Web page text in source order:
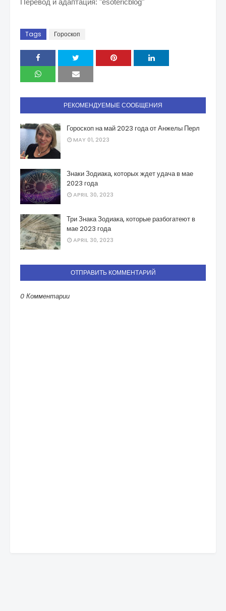
Перевод и адаптация: "esotericblog"
Tags Гороскоп
РЕКОМЕНДУЕМЫЕ СООБЩЕНИЯ
Гороскоп на май 2023 года от Анжелы Перл
MAY 01, 2023
Знаки Зодиака, которых ждет удача в мае
2023 года
APRIL 30, 2023
Три Знака Зодиака, которые разбогатеют в
мае 2023 года
APRIL 30, 2023
ОТПРАВИТЬ КОММЕНТАРИЙ
0 Комментарии